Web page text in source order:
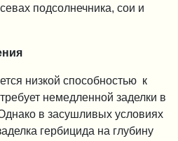
подсолнечника, сои и
низкой способностью к
немедленной заделки в
в засушливых условиях
гербицида на глубину